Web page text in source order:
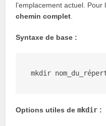
l’emplacement actuel.
chemin complet
Syntaxe de base :
mkdir
Options utiles demkdir :